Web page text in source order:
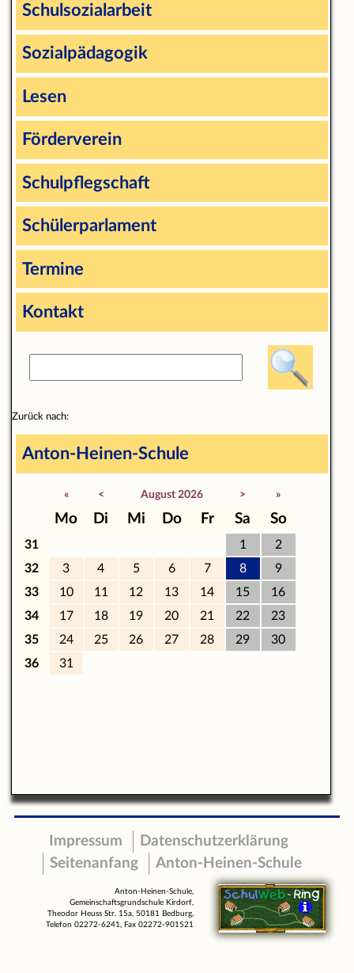
Schulsozialarbeit
Sozialpädagogik
Lesen
Förderverein
Schulpflegschaft
Schülerparlament
Termine
Kontakt
Zurück nach:
Anton-Heinen-Schule
Impressum
Datenschutzerklärung
Seitenanfang
Anton-Heinen-Schule
Anton-Heinen-Schule,
Gemeinschaftsgrundschule Kirdorf,
Theodor Heuss Str. 15a, 50181 Bedburg,
Telefon 02272-6241, Fax 02272-901521